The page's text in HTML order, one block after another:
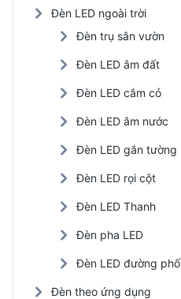
Đèn LED ngoài trời
Đèn trụ sân vườn
Đèn LED âm đất
Đèn LED cắm cỏ
Đèn LED âm nước
Đèn LED gắn tường
Đèn LED rọi cột
Đèn LED Thanh
Đèn pha LED
Đèn LED đường phố
Đèn theo ứng dụng